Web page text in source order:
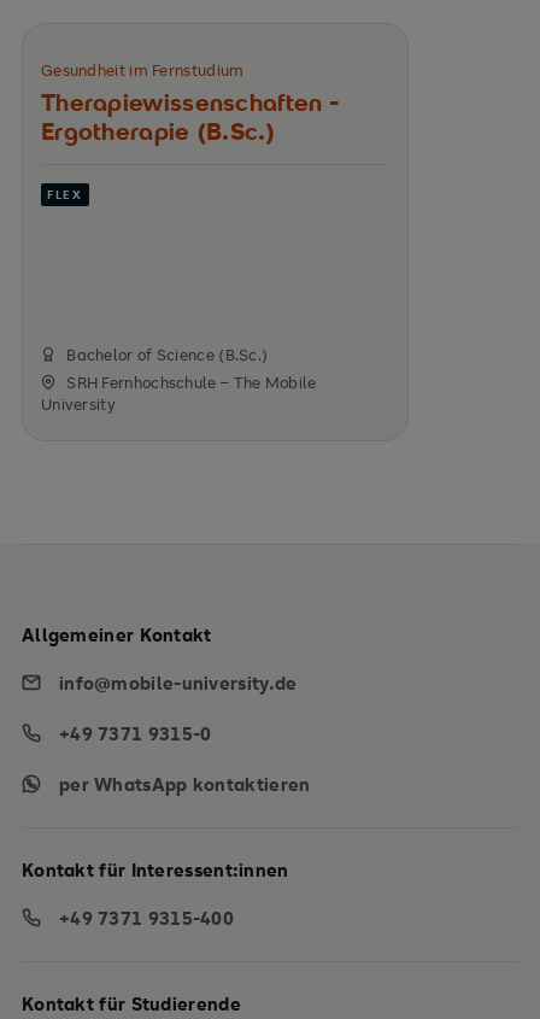
Gesundheit im Fernstudium
Therapiewissenschaften -
Ergotherapie (B.Sc.)
FLEX
Bachelor of Science (B.Sc.)
SRH Fernhochschule – The Mobile
University
Allgemeiner Kontakt
info@mobile-university.de
+49 7371 9315-0
per WhatsApp kontaktieren
Kontakt für Interessent:innen
+49 7371 9315-400
Kontakt für Studierende